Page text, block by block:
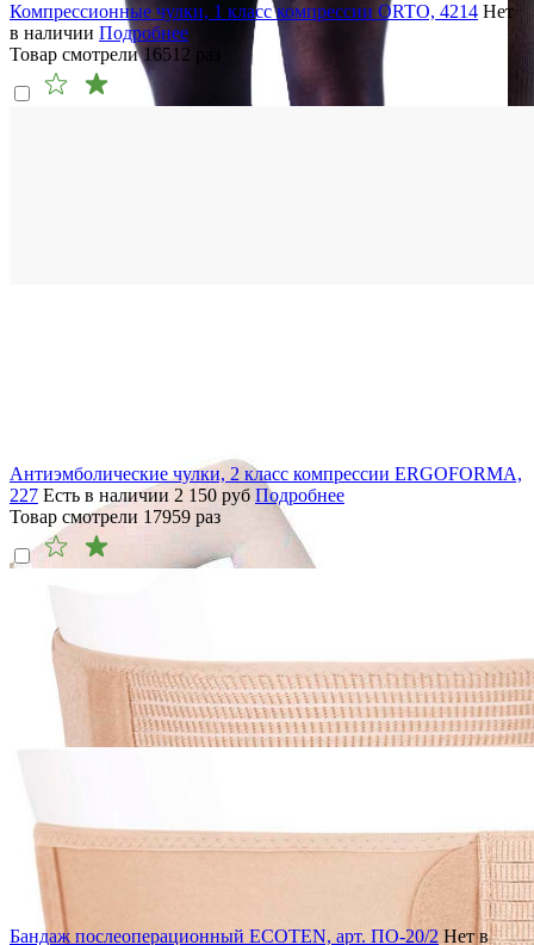
Компрессионные чулки, 1 класс компрессии ORTO, 4214 Нет
в наличии Подробнее
Товар смотрели16512
Антиэмболические чулки, 2 класс компрессии ERGOFORMA,
227 Есть в наличии 2 150 руб Подробнее
Товар смотрели 17959 раз
Бандаж послеоперационный ECOTEN, арт. ПО-20/2 Нет в